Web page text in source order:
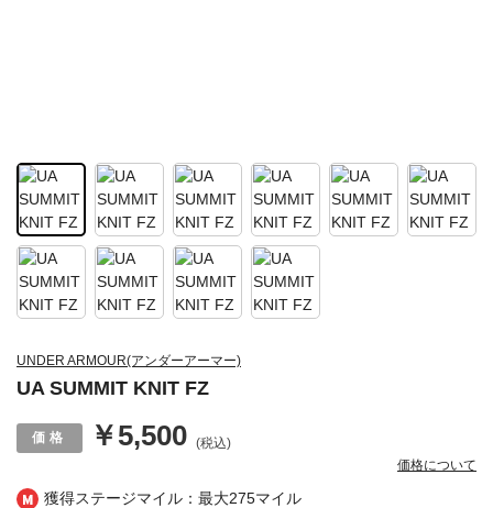
獲得ステージマイル：最大275マイル
UNDER ARMOUR(アンダーアーマー)
UA SUMMIT KNIT FZ
￥5,500 (税込)
価格について